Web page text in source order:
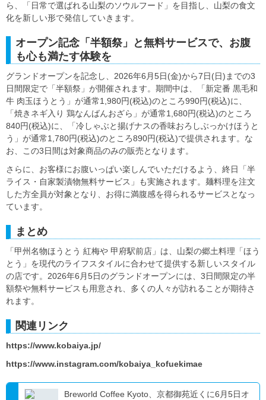
ら、「日常で選ばれる山梨のソウルフード」を目指し、山梨の食文
化を新しい形で発信していきます。
オープン記念「半額祭」と無料サービスで、お腹
も心も満たす体験を
グランドオープンを記念し、2026年6月5日(金)から7日(日)までの3
日間限定で「半額祭」が開催されます。期間中は、「新定番 黒毛和
牛 肉玉ほうとう」が通常1,980円(税込)のところ990円(税込)に、
「焼きネギ入り 鶏なんばんおざら」が通常1,680円(税込)のところ
840円(税込)に、「冷しゃぶと揚げナスの香味おろしぶっかけほうと
う」が通常1,780円(税込)のところ890円(税込)で提供されます。な
お、この3日間は対象商品のみの販売となります。
さらに、お客様にお腹いっぱい楽しんでいただけるよう、終日「半
ライス・自家製漬物無料サービス」も実施されます。麺料理を注文
した方全員が対象となり、お得に満腹感を得られるサービスとなっ
ています。
まとめ
「甲州名物ほうとう 紅梅や 甲府駅前店」は、山梨の郷土料理「ほう
とう」を現代のライフスタイルに合わせて提供する新しいスタイル
の店です。2026年6月5日のグランドオープンには、3日間限定の半
額祭や無料サービスも用意され、多くの人々が訪れることが期待さ
れます。
関連リンク
https://www.kobaiya.jp/
https://www.instagram.com/kobaiya_kofuekimae
Breworld Coffee Kyoto、京都御苑近くに6月5日オ